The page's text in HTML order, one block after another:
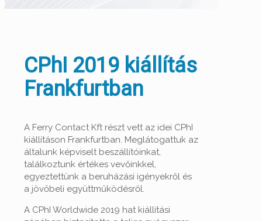
CPhI 2019 kiállítás
Frankfurtban
A Ferry Contact Kft részt vett az idei CPhI
kiállításon Frankfurtban. Meglátogattuk az
általunk képviselt beszállítóinkat,
találkoztunk értékes vevőinkkel,
egyeztettünk a beruházási igényekről és
a jövőbeli együttműködésről.
A CPhI Worldwide 2019 hat kiállítási